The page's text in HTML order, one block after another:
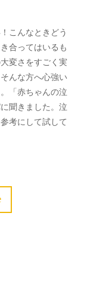
こんなときどう
合ってはいるも
変さをすごく実
んな方へ心強い
「赤ちゃんの泣
聞きました。泣
考にして試して